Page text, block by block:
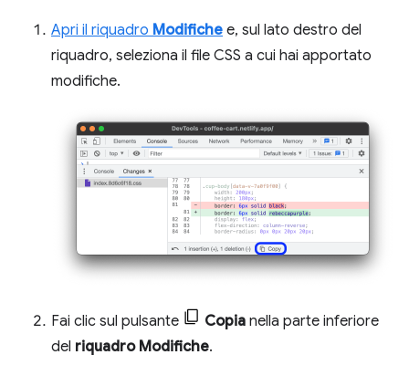
Apri il riquadro Modifiche e, sul lato destro del
riquadro, seleziona il file CSS a cui hai apportato
modifiche.
Fai clic sul pulsante Copia nella parte inferiore
del riquadro Modifiche.